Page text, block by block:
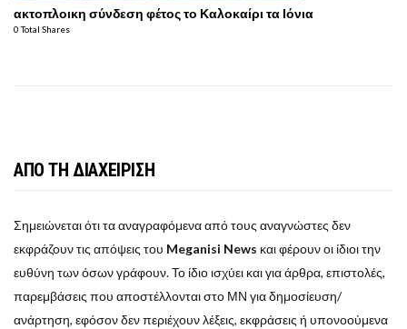
ακτοπλοικη σύνδεση φέτος το Καλοκαίρι τα Ιόνια
0 Total Shares
ΑΠΟ ΤΗ ΔΙΑΧΕΙΡΙΣΗ
Σημειώνεται ότι τα αναγραφόμενα από τους αναγνώστες δεν
εκφράζουν τις απόψεις του Meganisi News και φέρουν οι ίδιοι την
ευθύνη των όσων γράφουν. Το ίδιο ισχύει και για άρθρα, επιστολές,
παρεμβάσεις που αποστέλλονται στο ΜΝ για δημοσίευση/
ανάρτηση, εφόσον δεν περιέχουν λέξεις, εκφράσεις ή υπονοούμενα